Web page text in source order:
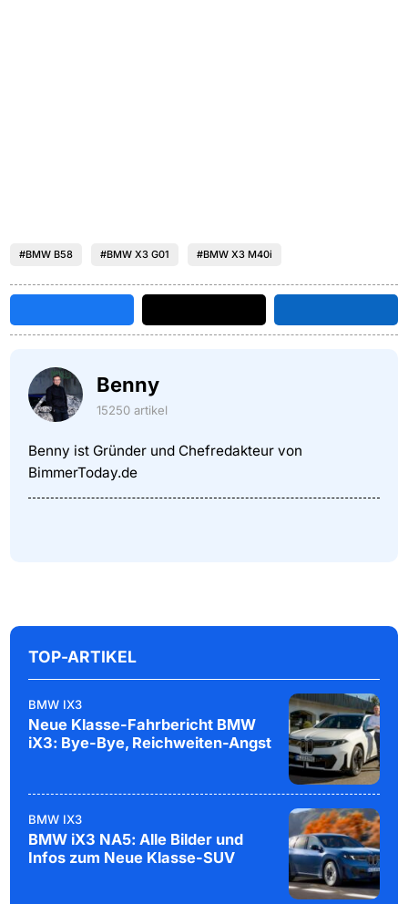
#BMW B58 #BMW X3 G01 #BMW X3 M40i
Benny
15250 artikel
Benny ist Gründer und Chefredakteur von
BimmerToday.de
TOP-ARTIKEL
BMW IX3
Neue Klasse-Fahrbericht BMW
iX3: Bye-Bye, Reichweiten-Angst
BMW IX3
BMW iX3 NA5: Alle Bilder und
Infos zum Neue Klasse-SUV